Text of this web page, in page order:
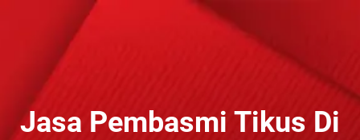
Jasa Pembasmi Tikus Di